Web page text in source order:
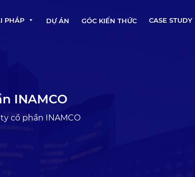
PHÁP DỰ ÁN GÓC KIẾN THỨC CASE STUDY
INAMCO
cổ phần INAMCO